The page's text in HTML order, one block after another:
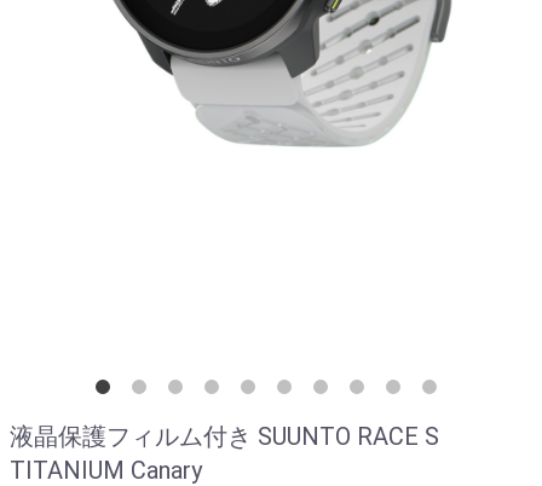
液晶保護フィルム付き SUUNTO RACE S
TITANIUM Canary